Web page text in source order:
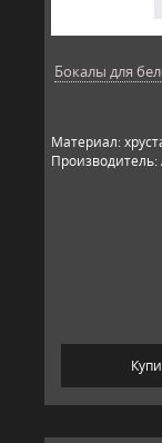
Бокалы для
Материал: